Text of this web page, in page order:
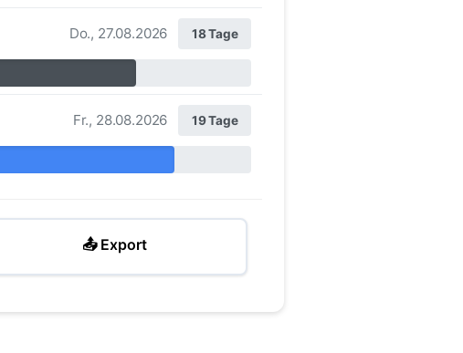
Do., 27.08.2026 18 Tage
Fr., 28.08.2026 19 Tage
📤 Export